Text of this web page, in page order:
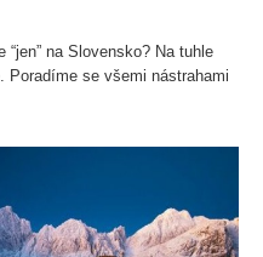
na Slovensko? Na tuhle
Poradíme se všemi nástrahami